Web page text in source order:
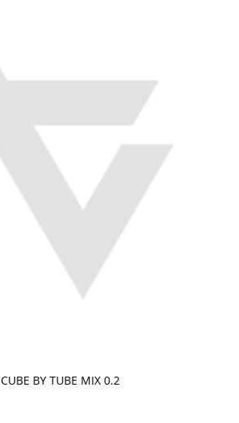
CUBE BY TUBE MIX 0.2